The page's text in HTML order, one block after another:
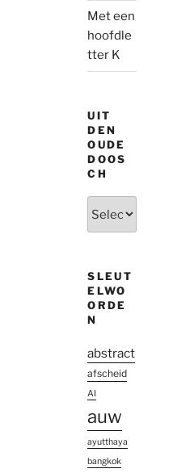
Met een
hoofdle
tter K
UIT
DEN
OUDE
DOOS
CH
SLEUT
ELWO
ORDE
N
abstract
afscheid
AI
auw
ayutthaya
bangkok